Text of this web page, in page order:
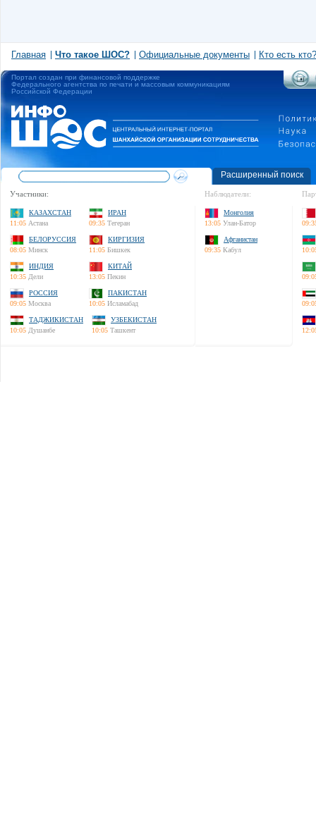
Главная Что такое ШОС? Официальные документы Кто есть кто?
Портал создан при финансовой поддержке
Федерального агентства по печати и массовым коммуникациям
Российской Федерации
Расширенный поиск
Участники:
КАЗАХСТАН
11:05 Астана
ИРАН
09:35 Тегеран
БЕЛОРУССИЯ
08:05 Минск
КИРГИЗИЯ
11:05 Бишкек
ИНДИЯ
10:35 Дели
КИТАЙ
13:05 Пекин
РОССИЯ
09:05 Москва
ПАКИСТАН
10:05 Исламабад
ТАДЖИКИСТАН
10:05 Душанбе
УЗБЕКИСТАН
10:05 Ташкент
Наблюдатели:
Монголия
13:05 Улан-Батор
Афганистан
09:35 Кабул